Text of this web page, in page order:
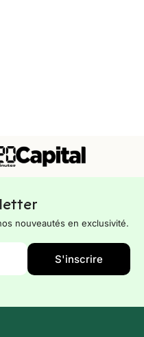
nouveautés en exclusivité.
S'inscrire